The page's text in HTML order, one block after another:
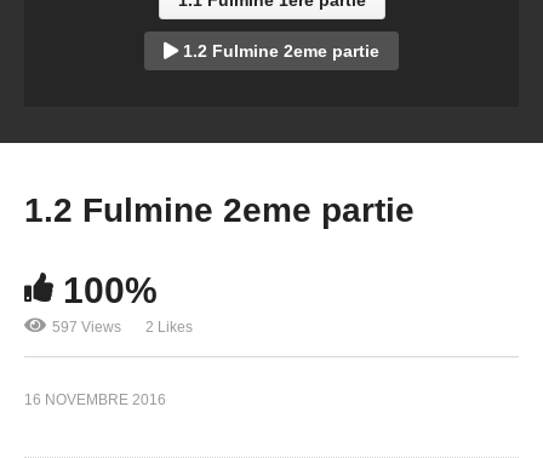
1.2 Fulmine 2eme partie
1.2 Fulmine 2eme partie
100%
597 Views 2 Likes
16 NOVEMBRE 2016